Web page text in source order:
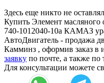
Здесь еще никто не
Купить Элемент масляного
740-1012040-10а КАМАЗ
АвтоДвигатель - продажа
Камминз , оформив заказ в
заявку по почте, а также по
Для консультации можете